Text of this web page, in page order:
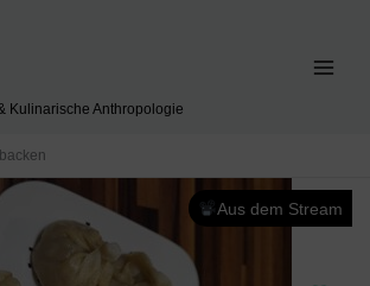
Kulinarische Anthropologie
Aus dem Stream